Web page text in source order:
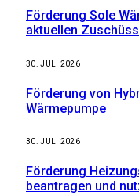
Förderung Sole
aktuellen
30. JULI 2026
Förderung von
Wärmepumpe
30. JULI 2026
Förderung
beantragen und